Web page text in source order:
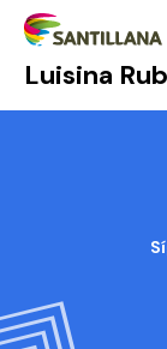
Luisina